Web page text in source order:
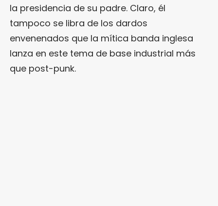
la presidencia de su padre. Claro, él
tampoco se libra de los dardos
envenenados que la mítica banda inglesa
lanza en este tema de base industrial más
que post-punk.